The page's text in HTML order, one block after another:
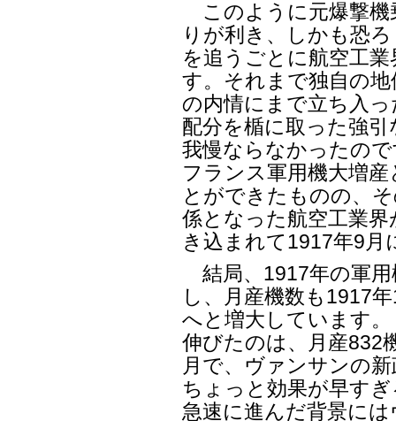
このように元爆撃機
りが利き、しかも恐
を追うごとに航空工
す。それまで独自の
の内情にまで立ち入
配分を楯に取った強
我慢ならなかったの
フランス軍用機大増
とができたものの、
係となった航空工業
き込まれて1917年9
結局、1917年の軍用
し、月産機数も1917
へと増大しています
伸びたのは、月産832
月で、ヴァンサンの
ちょっと効果が早す
急速に進んだ背景に